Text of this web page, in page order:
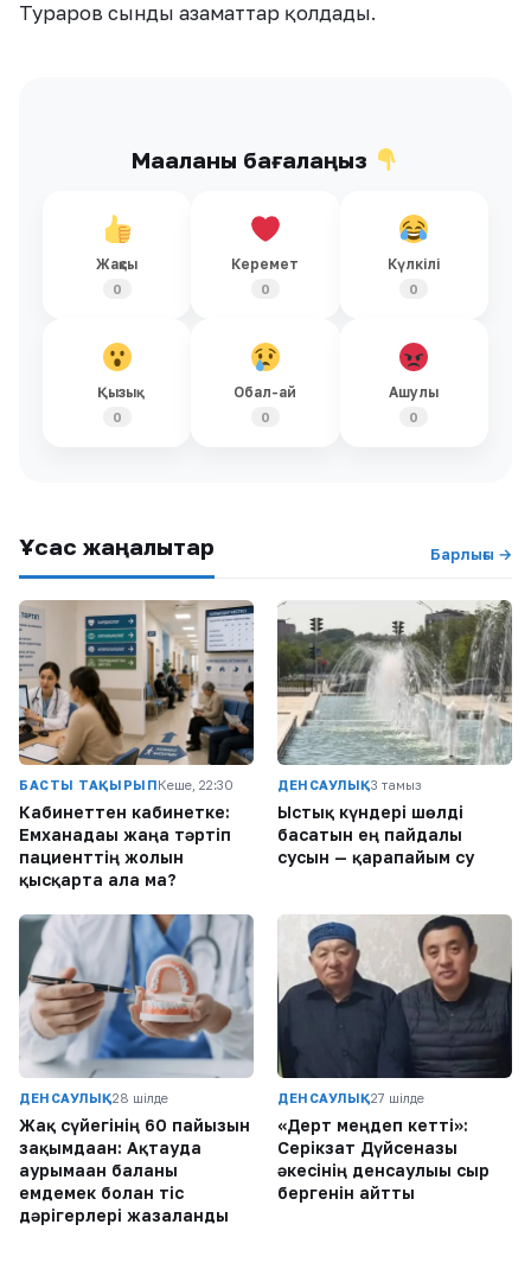
Тураров сынды азаматтар қолдады.
Мақаланы бағалаңыз
Жақсы
0
Керемет
0
Күлкілі
0
Қызық
0
Обал-ай
0
Ашулы
0
Ұқсас жаңалықтар Барлығы →
БАСТЫ ТАҚЫРЫПКеше, 22:30
Кабинеттен кабинетке:
Емханадағы жаңа тәртіп
пациенттің жолын
қысқарта ала ма?
ДЕНСАУЛЫҚ3 тамыз
Ыстық күндері шөлді
басатын ең пайдалы
сусын — қарапайым су
ДЕНСАУЛЫҚ28 шілде
Жақ сүйегінің 60 пайызын
зақымдаған: Ақтауда
аурымаған баланы
емдемек болған тіс
дәрігерлері жазаланды
ДЕНСАУЛЫҚ27 шілде
«Дерт меңдеп кетті»:
Серікзат Дүйсенғазы
әкесінің денсаулығы сыр
бергенін айтты